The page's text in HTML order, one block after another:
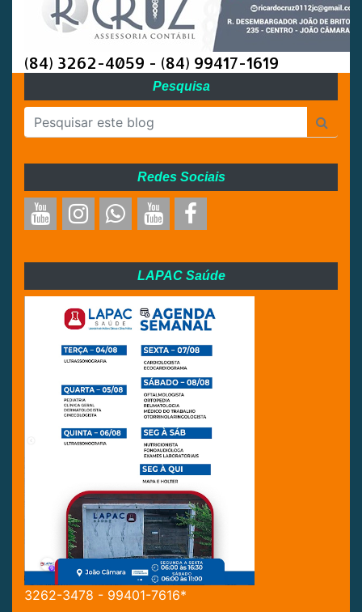
(84) 3262-4059 - (84) 99417-1619
Pesquisa
Redes Sociais
LAPAC Saúde
3262-3478 - 99401-7616*